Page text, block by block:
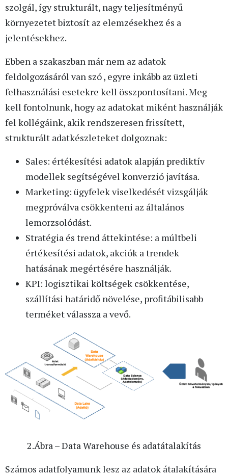
szolgál, így strukturált, nagy teljesítményű
környezetet biztosít az elemzésekhez és a
jelentésekhez.
Ebben a szakaszban már nem az adatok
feldolgozásáról van szó , egyre inkább az üzleti
felhasználási esetekre kell összpontosítani. Meg
kell fontolnunk, hogy az adatokat miként használják
fel kollégáink, akik rendszeresen frissített,
strukturált adatkészleteket dolgoznak:
Sales: értékesítési adatok alapján prediktív
modellek segítségével konverzió javítása.
Marketing: ügyfelek viselkedését vizsgálják
megpróválva csökkenteni az általános
lemorzsolódást.
Stratégia és trend áttekintése: a múltbeli
értékesítési adatok, akciók a trendek
hatásának megértésére használják.
KPI: logisztikai költségek csökkentése,
szállítási határidő növelése, profitábilisabb
terméket válassza a vevő.
2.Ábra – Data Warehouse és adatátalakítás
Számos adatfolyamunk lesz az adatok átalakítására